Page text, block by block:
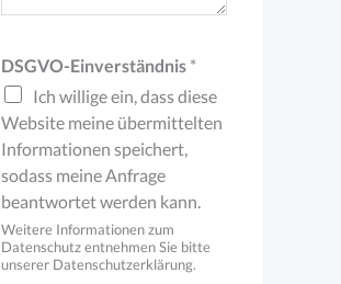
DSGVO-Einverständnis *
Ich willige ein, dass diese
Website meine übermittelten
Informationen speichert,
sodass meine Anfrage
beantwortet werden kann.
Weitere Informationen zum
Datenschutz entnehmen Sie bitte
unserer Datenschutzerklärung.